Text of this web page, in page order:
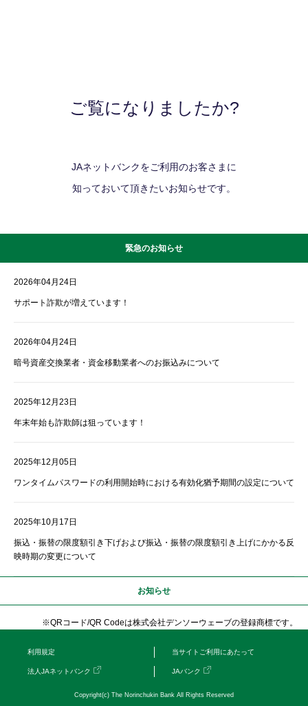
ご覧になりましたか?
JAネットバンクをご利用のお客さまに
知っておいて頂きたいお知らせです。
緊急のお知らせ
2026年04月24日
サポート詐欺が増えています！
2026年04月24日
暗号資産交換業者・資金移動業者へのお振込みについて
2025年12月23日
年末年始も詐欺師は狙っています！
2025年12月05日
ワンタイムパスワードの利用開始時における有効化猶予期間の設定について
2025年10月17日
振込・振替の限度額引き下げおよび振込・振替の限度額引き上げにかかる反
映時期の変更について
お知らせ
※QRコード/QR Codeは株式会社デンソーウェーブの登録商標です。
利用規定 当サイトご利用にあたって
法人JAネットバンク JAバンク
Copyright(c) The Norinchukin Bank All Rights Reserved